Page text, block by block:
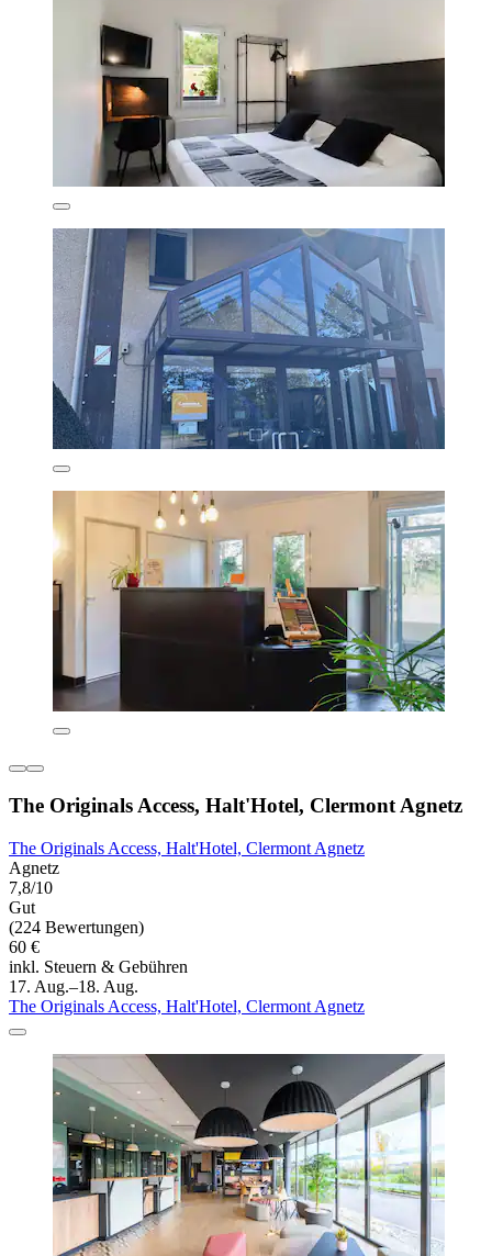
The Originals Access, Halt'Hotel, Clermont Agnetz
The Originals Access, Halt'Hotel, Clermont Agnetz
Agnetz
7,8/10
Gut
(224 Bewertungen)
60 €
inkl. Steuern & Gebühren
17. Aug.–18. Aug.
The Originals Access, Halt'Hotel, Clermont Agnetz